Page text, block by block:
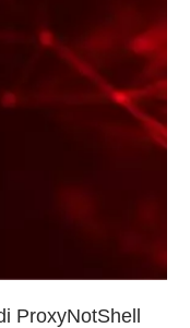
ProxyNotShell